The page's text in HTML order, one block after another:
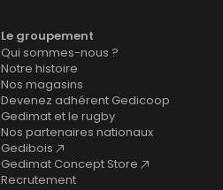
Le groupement
Qui sommes-nous ?
Notre histoire
Nos magasins
Devenez adhérent Gedicoop
Gedimat et le rugby
Nos partenaires nationaux
Gedibois
Gedimat Concept Store
Recrutement